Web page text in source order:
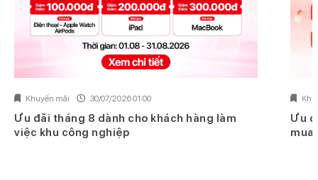
Khuyến mãi 30/07/2026 01:00
Ưu đãi tháng 8 dành cho khách hàng làm
việc khu công nghiệp
Ưu
mua